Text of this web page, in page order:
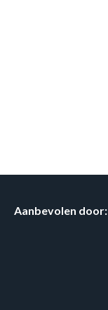
Aanbevolen door: